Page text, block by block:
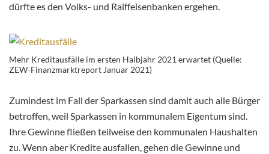
dürfte es den Volks- und Raiffeisenbanken ergehen.
Mehr Kreditausfälle im ersten Halbjahr 2021 erwartet (Quelle:
ZEW-Finanzmarktreport Januar 2021)
Zumindest im Fall der Sparkassen sind damit auch alle Bürger
betroffen, weil Sparkassen in kommunalem Eigentum sind.
Ihre Gewinne fließen teilweise den kommunalen Haushalten
zu. Wenn aber Kredite ausfallen, gehen die Gewinne und